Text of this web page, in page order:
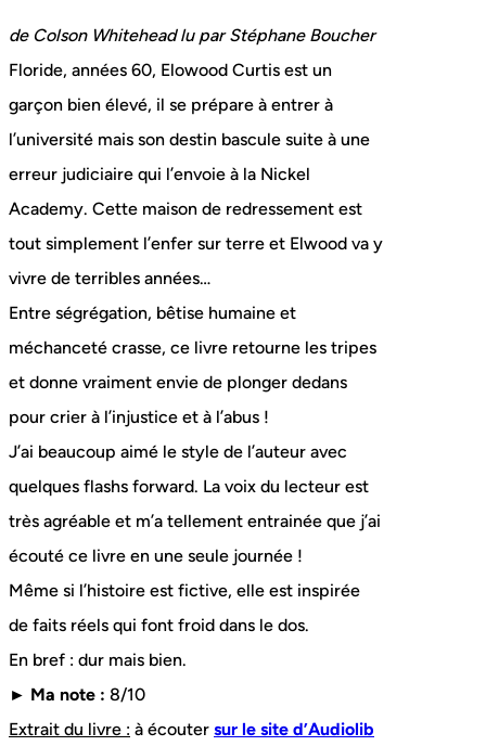
de Colson Whitehead lu par Stéphane Boucher
Floride, années 60, Elowood Curtis est un
garçon bien élevé, il se prépare à entrer à
l’université mais son destin bascule suite à une
erreur judiciaire qui l’envoie à la Nickel
Academy. Cette maison de redressement est
tout simplement l’enfer sur terre et Elwood va y
vivre de terribles années…
Entre ségrégation, bêtise humaine et
méchanceté crasse, ce livre retourne les tripes
et donne vraiment envie de plonger dedans
pour crier à l’injustice et à l’abus !
J’ai beaucoup aimé le style de l’auteur avec
quelques flashs forward. La voix du lecteur est
très agréable et m’a tellement entrainée que j’ai
écouté ce livre en une seule journée !
Même si l’histoire est fictive, elle est inspirée
de faits réels qui font froid dans le dos.
En bref : dur mais bien.
► Ma note : 8/10
Extrait du livre : à écouter sur le site d’Audiolib